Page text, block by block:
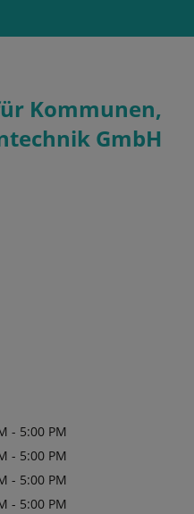
Kommunen,
GmbH
- 5:00 PM
- 5:00 PM
- 5:00 PM
- 5:00 PM